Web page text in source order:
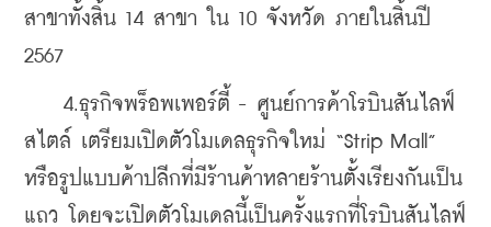
สาขาทั้งสิ้น 14 สาขา ใน 10 จังหวัด ภายในสิ้นปี
2567
4.ธุรกิจพร็อพเพอร์ตี้ - ศูนย์การค้าโรบินสันไลฟ์
สไตล์ เตรียมเปิดตัวโมเดลธุรกิจใหม่ “Strip Mall”
หรือรูปแบบค้าปลีกที่มีร้านค้าหลายร้านตั้งเรียงกันเป็น
แถว โดยจะเปิดตัวโมเดลนี้เป็นครั้งแรกที่โรบินสันไลฟ์